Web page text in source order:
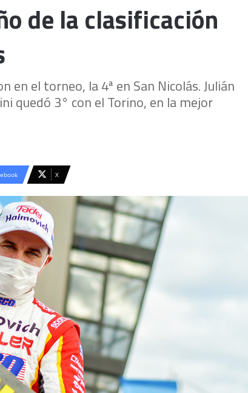
de la clasificación
en el torneo, la 4ª en San Nicolás. Julián
quedó 3° con el Torino, en la mejor
X